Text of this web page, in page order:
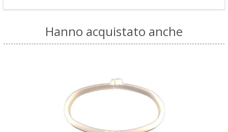
Hanno acquistato anche